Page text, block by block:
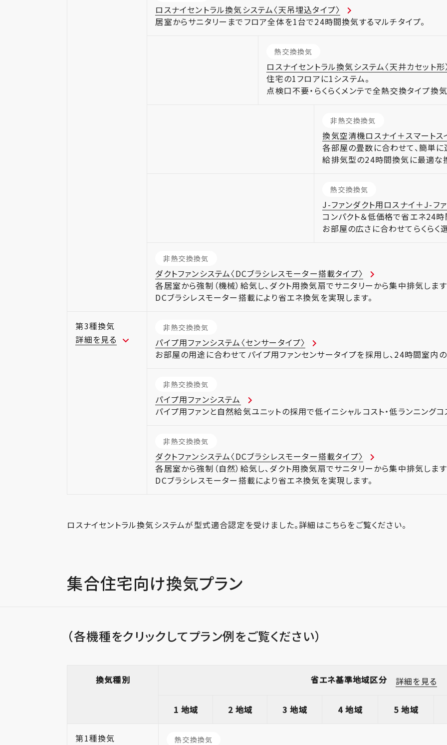
ロスナイセントラル換気システム〈天吊埋込タイプ〉
居室からサニタリーまでフロア全体を1台で24時間換気するマルチタイプ。
熱交換換気
ロスナイセントラル換気システム〈天井カセット形
住宅の1フロアに1システム。
点検口不要・らくらくメンテで全熱交換タイプ換
非熱交換換気
換気空清機ロスナイ＋スマートス
各部屋の畳数に合わせて、簡単に
給排気型の24時間換気に最適な
熱交換換気
J-ファンダクト用ロスナイ＋J-フ
コンパクト＆低価格で省エネ24
お部屋の広さに合わせてらくらく
非熱交換換気
ダクトファンシステム〈DCブラシレスモーター搭載タイプ〉
各居室から強制（機械）給気し、ダクト用換気扇でサニタリーから集中排気します
DCブラシレスモーター搭載により省エネ換気を実現します。
第3種換気
詳細を見る
非熱交換換気
パイプ用ファンシステム〈センサータイプ〉
お部屋の用途に合わせてパイプ用ファンセンサータイプを採用し、24時間室内
非熱交換換気
パイプ用ファンシステム
パイプ用ファンと自然給気ユニットの採用で低イニシャルコスト・低ランニングコ
非熱交換換気
ダクトファンシステム〈DCブラシレスモーター搭載タイプ〉
各居室から強制（自然）給気し、ダクト用換気扇でサニタリーから集中排気します
DCブラシレスモーター搭載により省エネ換気を実現します。
ロスナイセントラル換気システムが型式適合認定を受けました。詳細はこちらをご覧ください。
集合住宅向け換気プラン
（各機種をクリックしてプラン例をご覧ください）
換気種別 省エネ基準地域区分 詳細を見る
1 地域 2 地域 3 地域 4 地域 5 地域
第1種換気
熱交換換気